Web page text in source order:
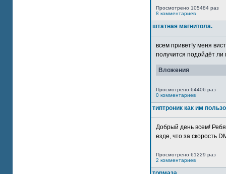
Просмотрено 105484 раз
8 комментариев
штатная магнитола.
всем привет!у меня
получится подойдёт ли
Вложения
Просмотрено 64406 раз
0 комментариев
типтроник как им
Добрый день всем!
езде, что за скорость
Просмотрено 61229 раз
2 комментариев